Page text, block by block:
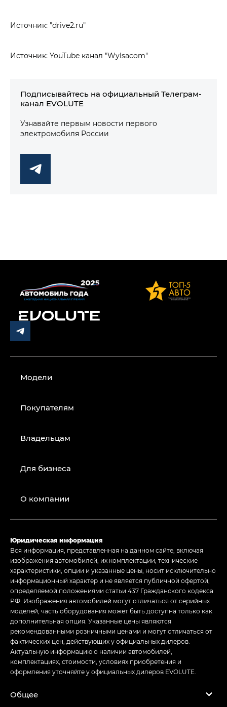
Источник: "drive2.ru"
Источник: YouTube канал "Wylsacom"
Подписывайтесь на официальный Телеграм-
канал EVOLUTE
Узнавайте первым новости первого
электромобиля России
Модели
Покупателям
Владельцам
Для бизнеса
О компании
Юридическая информация
Вся информация, представленная на данном сайте, включая
изображения автомобилей, их комплектации, технические
характеристики, опции и указанные цены, носит исключительно
информационный характер и не является публичной офертой,
определяемой положениями статьи 437 Гражданского кодекса
РФ. Изображения автомобилей могут отличаться от серийных
моделей, часть оборудования может быть доступна только как
дополнительная опция. Указанные цены являются
рекомендованными розничными ценами и могут отличаться от
фактических цен, действующих у официальных дилеров.
Актуальную информацию о наличии автомобилей,
комплектациях, стоимости, условиях приобретения и
оформления уточняйте у официальных дилеров EVOLUTE.
Общее